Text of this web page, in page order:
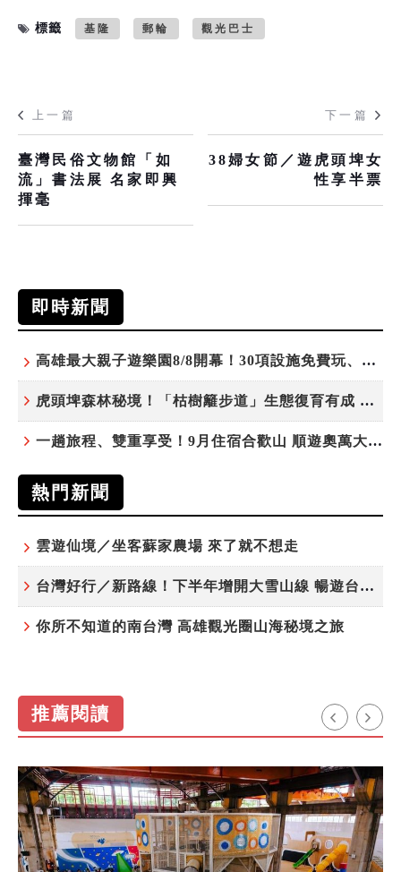
標籤 基隆 郵輪 觀光巴士
上一篇
臺灣民俗文物館「如
流」書法展 名家即興
揮毫
下一篇
38婦女節／遊虎頭埤女
性享半票
即時新聞
高雄最大親子遊樂園8/8開幕！30項設施免費玩、YOYO家族嗨翻暑假
虎頭埤森林秘境！「枯樹籬步道」生態復育有成 走進大自然生命教室
一趟旅程、雙重享受！9月住宿合歡山 順遊奧萬大10元優惠入園
熱門新聞
雲遊仙境／坐客蘇家農場 來了就不想走
台灣好行／新路線！下半年增開大雪山線 暢遊台中更便利
你所不知道的南台灣 高雄觀光圈山海秘境之旅
推薦閱讀